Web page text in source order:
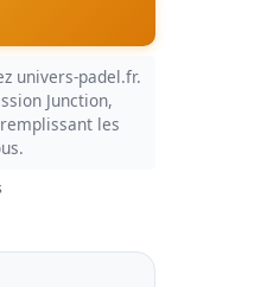
univers-padel.fr.
Junction,
les